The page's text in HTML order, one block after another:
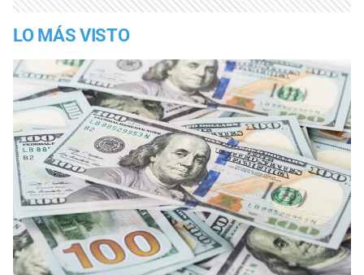
LO MÁS VISTO